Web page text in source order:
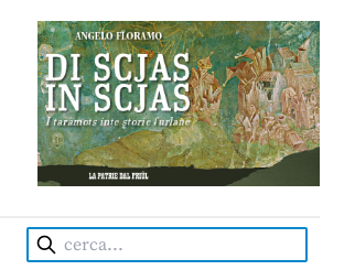
• INDEPENDENT FRIULIAN MONTHLY •
Cerca: